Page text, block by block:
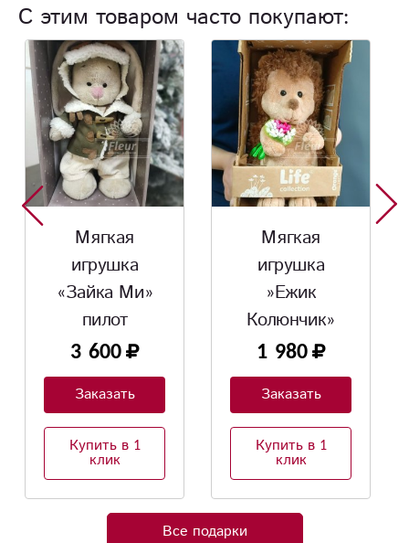
С этим товаром часто покупают:
Мягкая
игрушка
»Ежик
Колюнчик»
1 980
Заказать
Купить в 1
клик
Тематически
топпер для
букета.
192
Заказать
Купить в 1
клик
Все подарки